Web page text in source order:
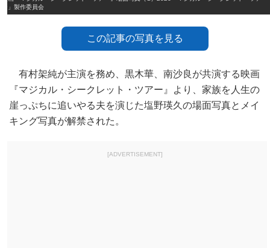
ー」製作委員会
この記事の写真を見る
有村架純が主演を務め、黒木華、南沙良が共演する映画
『マジカル・シークレット・ツアー』より、家族を人生の
崖っぷちに追いやる夫を演じた塩野瑛久の場面写真とメイ
キング写真が解禁された。
[ADVERTISEMENT]